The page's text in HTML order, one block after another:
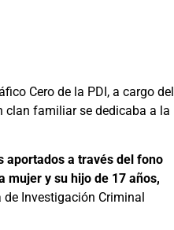
Cero de la PDI, a cargo del
clan familiar se dedicaba a la
aportados a través del fono
mujer y su hijo de 17 años,
Investigación Criminal